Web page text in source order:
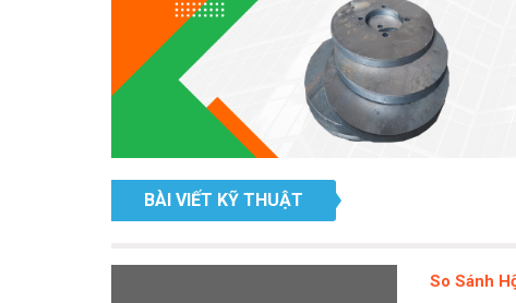
BÀI VIẾT KỸ THUẬT
So Sánh